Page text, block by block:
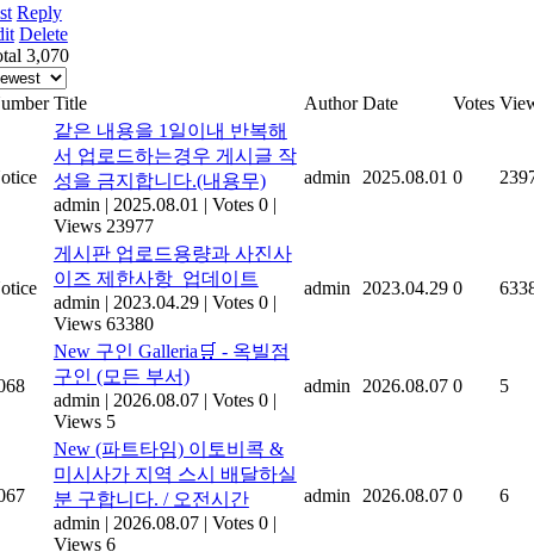
Reply
Delete
3,070
Title Author Date Votes
같은 내용을 1일이내 반복해
서 업로드하는경우 게시글 작
성을 금지합니다.(내용무)
admin | 2025.08.01 | Votes 0 |
Views 23977
admin 2025.08.01 0
게시판 업로드용량과 사진사
이즈 제한사항_업데이트
admin | 2023.04.29 | Votes 0 |
Views 63380
admin 2023.04.29 0
New구인 Galleria🛒 - 옥빌점
구인 (모든 부서)
admin | 2026.08.07 | Votes 0 |
Views 5
admin 2026.08.07 0 5
New(파트타임) 이토비콕 &
미시사가 지역 스시 배달하실
분 구합니다. / 오전시간
admin | 2026.08.07 | Votes 0 |
Views 6
admin 2026.08.07 0 6